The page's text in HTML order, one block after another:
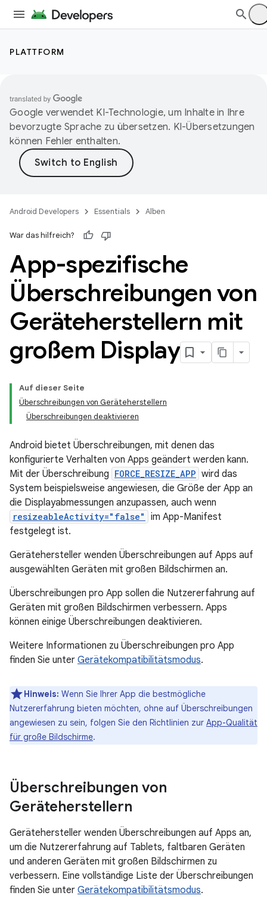
PLATTFORM
Google verwendet KI-Technologie, um Inhalte in Ihre
bevorzugte Sprache zu übersetzen. KI-Übersetzungen
können Fehler enthalten.
Android Developers Essentials Alben
War das hilfreich?
App-spezifische
Überschreibungen von
Geräteherstellern mit
großem Display
Auf dieser Seite
Überschreibungen von Geräteherstellern
Überschreibungen deaktivieren
Android bietet Überschreibungen, mit denen das
konfigurierte Verhalten von Apps geändert werden kann.
Mit der Überschreibung FORCE_RESIZE_APP wird das
System beispielsweise angewiesen, die Größe der App an
die Displayabmessungen anzupassen, auch wenn
resizeableActivity="false"
im App-Manifest
festgelegt ist.
Gerätehersteller wenden Überschreibungen auf Apps auf
ausgewählten Geräten mit großen Bildschirmen an.
Überschreibungen pro App sollen die Nutzererfahrung auf
Geräten mit großen Bildschirmen verbessern. Apps
können einige Überschreibungen deaktivieren.
Weitere Informationen zu Überschreibungen pro App
finden Sie unter Gerätekompatibilitätsmodus.
Hinweis: Wenn Sie Ihrer App die bestmögliche
Nutzererfahrung bieten möchten, ohne auf Überschreibungen
angewiesen zu sein, folgen Sie den Richtlinien zur App-Qualität
für große Bildschirme.
Überschreibungen von
Geräteherstellern
Gerätehersteller wenden Überschreibungen auf Apps an,
um die Nutzererfahrung auf Tablets, faltbaren Geräten
und anderen Geräten mit großen Bildschirmen zu
verbessern. Eine vollständige Liste der Überschreibungen
finden Sie unter Gerätekompatibilitätsmodus.